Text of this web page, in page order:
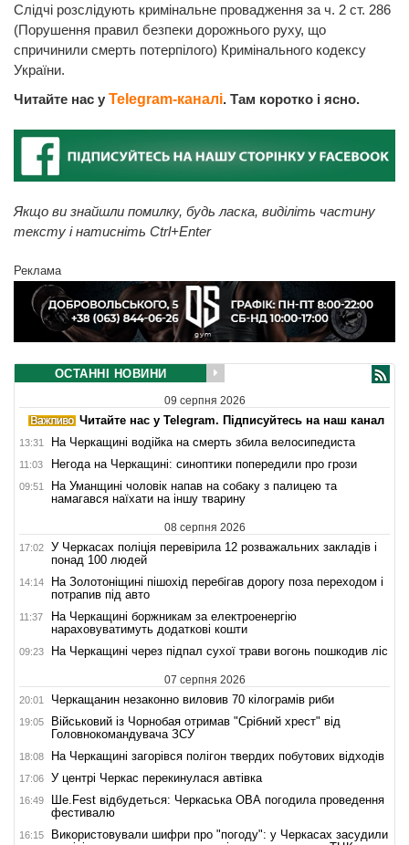
Слідчі розслідують кримінальне провадження за ч. 2 ст. 286
(Порушення правил безпеки дорожнього руху, що
спричинили смерть потерпілого) Кримінального кодексу
України.
Читайте нас у Telegram-каналі. Там коротко і ясно.
Якщо ви знайшли помилку, будь ласка, виділіть частину
тексту і натисніть Ctrl+Enter
Реклама
ОСТАННІ НОВИНИ
09 серпня 2026
Читайте нас у Telegram. Підписуйтесь на наш канал
13:31 На Черкащині водійка на смерть збила велосипедиста
11:03 Негода на Черкащині: синоптики попередили про грози
09:51
На Уманщині чоловік напав на собаку з палицею та
намагався наїхати на іншу тварину
08 серпня 2026
17:02
У Черкасах поліція перевірила 12 розважальних закладів і
понад 100 людей
14:14
На Золотоніщині пішохід перебігав дорогу поза переходом і
потрапив під авто
11:37
На Черкащині боржникам за електроенергію
нараховуватимуть додаткові кошти
09:23 На Черкащині через підпал сухої трави вогонь пошкодив ліс
07 серпня 2026
20:01 Черкащанин незаконно виловив 70 кілограмів риби
19:05
Військовий із Чорнобая отримав "Срібний хрест" від
Головнокомандувача ЗСУ
18:08 На Черкащині загорівся полігон твердих побутових відходів
17:06 У центрі Черкас перекинулася автівка
16:49
Ше.Fest відбудеться: Черкаська ОВА погодила проведення
фестивалю
16:15
Використовували шифри про "погоду": у Черкасах засудили